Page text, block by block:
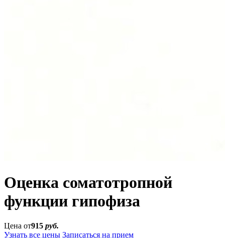
Оценка соматотропной
функции гипофиза
Цена от915 руб.
Узнать все цены Записаться на прием